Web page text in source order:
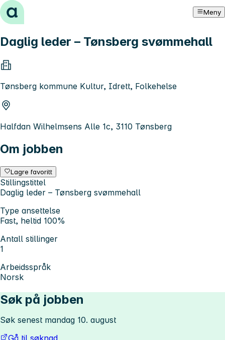
Hopp til innhold Meny
Daglig leder – Tønsberg svømmehall
Tønsberg kommune Kultur, Idrett, Folkehelse
Halfdan Wilhelmsens Alle 1c, 3110 Tønsberg
Om jobben
Lagre favoritt
Stillingstittel
Daglig leder – Tønsberg svømmehall
Type ansettelse
Fast, heltid 100%
Antall stillinger
1
Arbeidsspråk
Norsk
Søk på jobben
Søk senest mandag 10. august
Gå til søknad